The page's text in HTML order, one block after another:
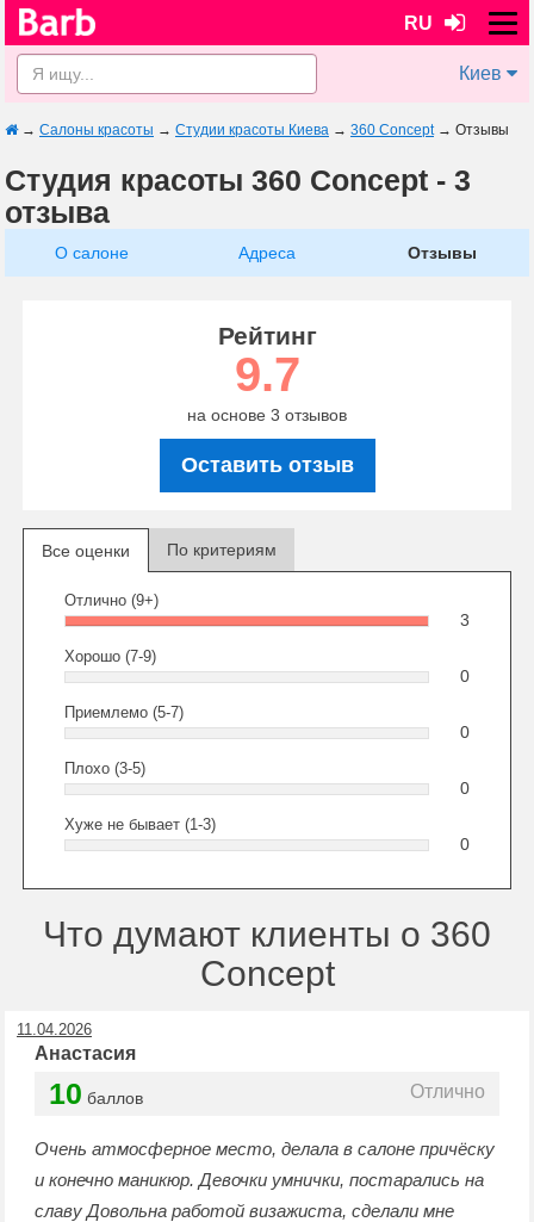
RU
Киев
→ Салоны красоты → Студии красоты Киева → 360 Concept → Отзывы
Студия красоты 360 Concept - 3
отзыва
О салоне Адреса Отзывы
Рейтинг
9.7
на основе 3 отзывов
Оставить отзыв
Все оценки По критериям
Отлично (9+)
3
Хорошо (7-9)
0
Приемлемо (5-7)
0
Плохо (3-5)
0
Хуже не бывает (1-3)
0
Что думают клиенты о 360
Concept
11.04.2026
Анастасия
10 баллов Отлично
Очень атмосферное место, делала в салоне причёску
и конечно маникюр. Девочки умнички, постарались на
славу Довольна работой визажиста, сделали мне